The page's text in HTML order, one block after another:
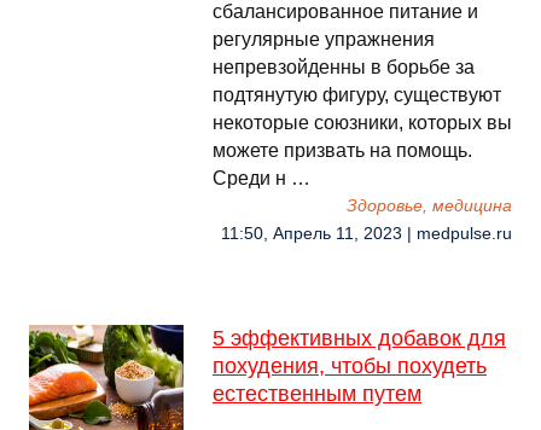
сбалансированное питание и
регулярные упражнения
непревзойденны в борьбе за
подтянутую фигуру, существуют
некоторые союзники, которых вы
можете призвать на помощь.
Среди н …
Здоровье, медицина
11:50, Апрель 11, 2023 | medpulse.ru
5 эффективных добавок для
похудения, чтобы похудеть
естественным путем